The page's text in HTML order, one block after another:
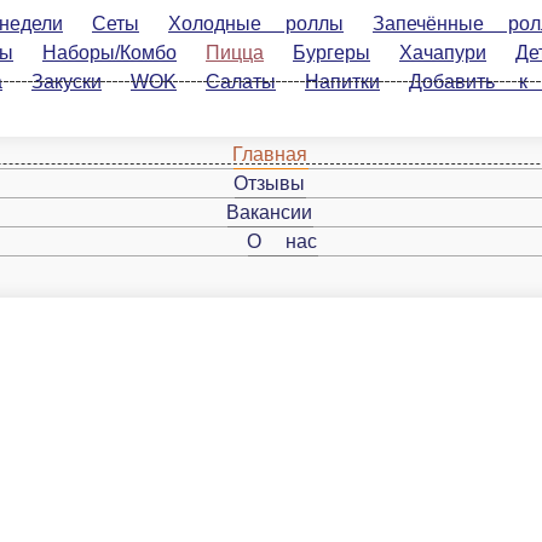
Сеты Холодные роллы Запечённые роллы
Жареные
Детское
WOK Салаты Напитки Добавить к заказу